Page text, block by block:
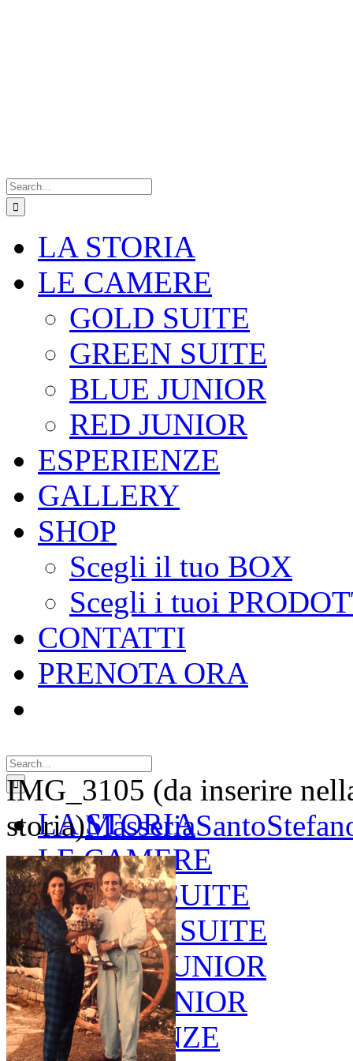
for:
LA STORIA
LE CAMERE
GOLD SUITE
GREEN SUITE
BLUE JUNIOR
RED JUNIOR
ESPERIENZE
GALLERY
SHOP
Scegli il tuo BOX
Scegli i tuoi
CONTATTI
PRENOTA ORA
for:
LA STORIA
LE CAMERE
GOLD SUITE
GREEN SUITE
BLUE JUNIOR
RED JUNIOR
ESPERIENZE
IMG_3105 (da inserire
storia)